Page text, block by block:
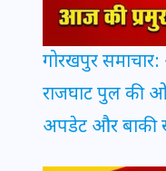
गोरखपुर
राजघाट पुल की
अपडेट और बाकी